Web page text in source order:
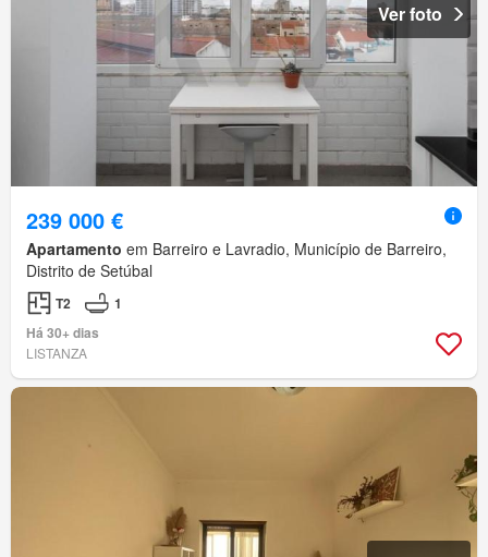
Ver foto
239 000 €
Apartamento em Barreiro e Lavradio, Município de Barreiro,
Distrito de Setúbal
T2
1
Há 30+ dias
LISTANZA